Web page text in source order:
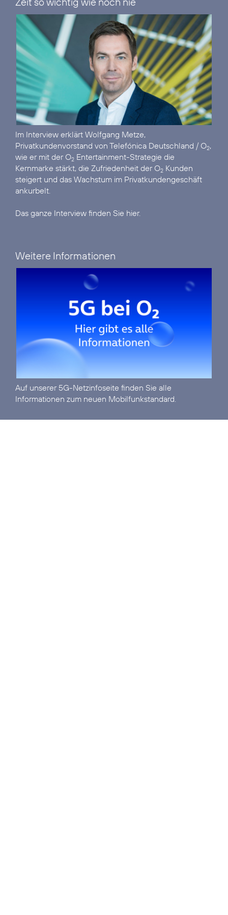
Im Interview erklärt Wolfgang Metze,
Privatkundenvorstand von Telefónica Deutschland / O2,
wie er mit der O2 Entertainment-Strategie die
Kernmarke stärkt, die Zufriedenheit der O2 Kunden
steigert und das Wachstum im Privatkundengeschäft
ankurbelt.
Das ganze Interview finden Sie hier.
Weitere Informationen
Auf unserer 5G-Netzinfoseite finden Sie alle
Informationen zum neuen Mobilfunkstandard.